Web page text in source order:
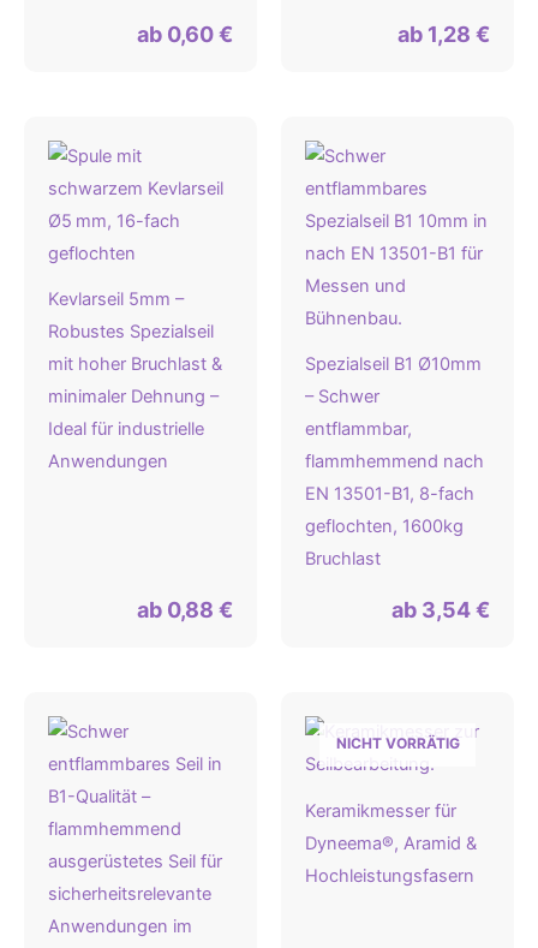
ab 0,60€ ab 1,28 €
Kevlarseil 5mm –
Robustes Spezialseil
mit hoher Bruchlast &
minimaler Dehnung –
Ideal für industrielle
Anwendungen
ab 0,88 €
Spezialseil B1 Ø10mm
– Schwer
entflammbar,
flammhemmend nach
EN 13501-B1, 8-fach
geflochten, 1600kg
Bruchlast
ab 3,54€
NICHT VORRÄTIG
Keramikmesser für
Dyneema®, Aramid &
Hochleistungsfasern